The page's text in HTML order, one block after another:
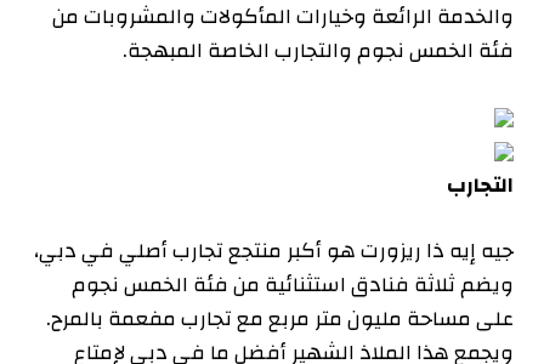
والخدمة الرائعة وخيارات المأكولات والمشروبات من
فئة الخمس نجوم والتجارب الخاصة المبهجة.
التجارب
جيه إيه ذا ريزورت هو أكبر منتجع تجارب أصلي في دبي،
ويضم ثلاثة فنادق استثنائية من فئة الخمس نجوم
على مساحة مليون متر مربع مع تجارب مفعمة بالمرح.
ويجمع هذا الملاذ الشهير أفضل ما في دبي لإمتاع